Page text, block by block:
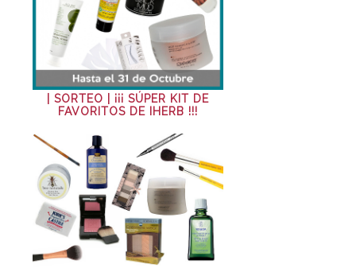
| SORTEO | ¡¡¡ SÚPER KIT DE
FAVORITOS DE IHERB !!!